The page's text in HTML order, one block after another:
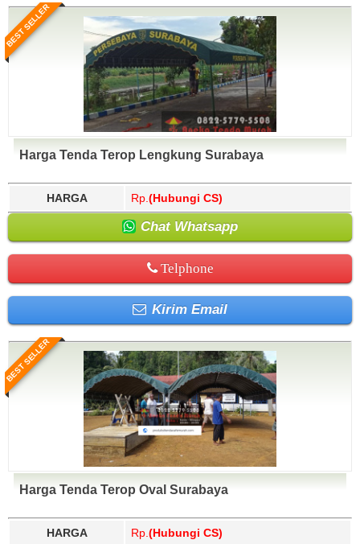
BEST SELLER
Harga Tenda Terop Lengkung Surabaya
HARGA Rp. (Hubungi CS)
Chat Whatsapp
Telphone
Kirim Email
BEST SELLER
Harga Tenda Terop Oval Surabaya
HARGA Rp. (Hubungi CS)